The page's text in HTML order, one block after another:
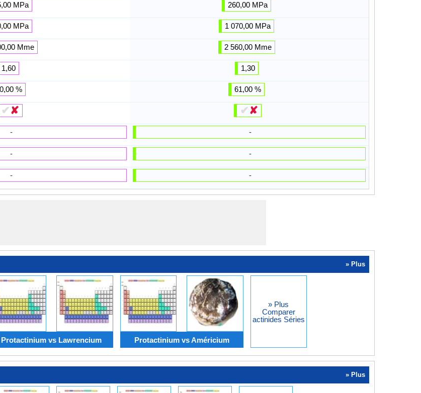
MPa
MPa
Mme
1,60
%
✔✘
-
-
-
260,00 MPa
1 070,00 MPa
2 560,00 Mme
1,30
61,00 %
✔✘
-
-
-
» Plus
Protactinium vs Lawrencium Protactinium vs Américium
» Plus
Comparer
actinides Séries
» Plus